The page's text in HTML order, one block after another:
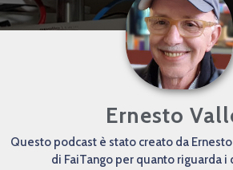
Ernesto
Questo podcast è stato creato da
di FaiTango per quanto riguarda i